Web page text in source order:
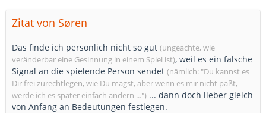
Zitat von Søren
Das finde ich persönlich nicht so gut (ungeachte, wie
veränderbar eine Gesinnung in einem Spiel ist), weil es ein falsche
Signal an die spielende Person sendet (nämlich: "Du kannst es
Dir frei zurechtlegen, wie Du magst, aber wenn es mir nicht paßt,
werde ich es später einfach ändern ...") ... dann doch lieber gleich
von Anfang an Bedeutungen festlegen.